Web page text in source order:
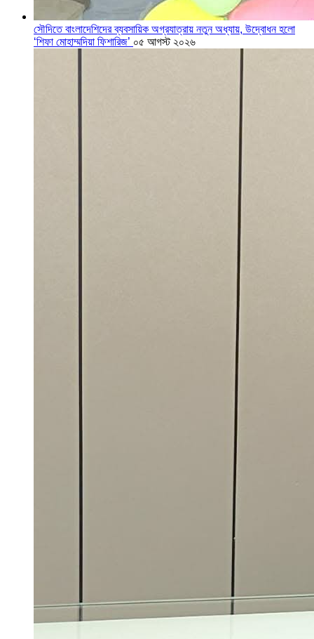
সৌদিতে বাংলাদেশিদের ব্যবসায়িক অগ্রযাত্রায় নতুন অধ্যায়, উদ্বোধন হলো
‘শিফা মোহাম্মদিয়া ফিশারিজ’ ০৫ আগস্ট ২০২৬